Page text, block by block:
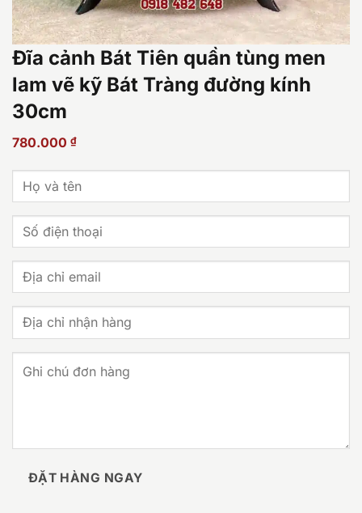
Đĩa cảnh Bát Tiên quần tùng men
lam vẽ kỹ Bát Tràng đường kính
30cm
780.000 ₫
ĐẶT HÀNG NGAY